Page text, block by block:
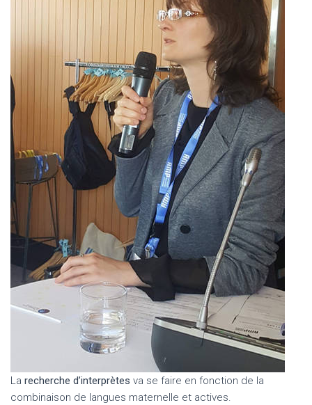
La recherche d’interprètes va se faire en fonction de la
combinaison de langues maternelle et actives.